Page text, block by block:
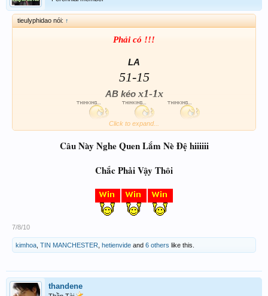
tieulyphidao nói: ↑
Phải có !!!
LA
51-15
AB kéo x1-1x
Click to expand...
Câu Này Nghe Quen Lắm Nè Đệ hiiiiii
Chắc Phải Vậy Thôi
7/8/10
kimhoa TIN MANCHESTER hetienvide and 6 others like this.
thandene